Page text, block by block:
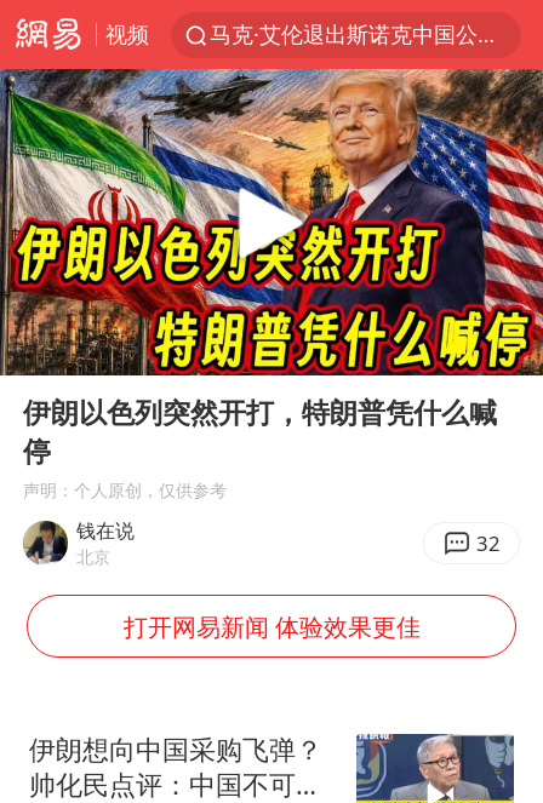
视频
马克·艾伦退出斯诺克中国公开赛
新疆优化调整景区内自驾服务费
上四休三，但降薪1000元，你接受吗？
央视新主播李秋莹孙亚鹏亮相
情侣平潭拍日出坠崖1死1伤
老挝国会主席赛宋蓬逝世
黄金牛市回来了吗
茅台部分直营店飞天茅台提价
全民健身事业高质量发展
白海豚将正面袭击贯穿浙江
酒店回应车内过夜被收150元
商场现钱学森巨幅海报 负责人回应
乐享全民健身 共筑健康中国
Play
00:00 06:31
伊朗以色列突然开打，特朗普凭什么喊
停
声明：个人原创，仅供参考
钱在说
北京 32
打开网易新闻 体验效果更佳
伊朗想向中国采购飞弹？
帅化民点评：中国不可能